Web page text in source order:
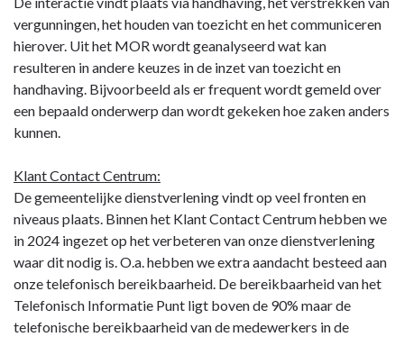
vergunningen, het houden van toezicht en het communiceren
hierover. Uit het MOR wordt geanalyseerd wat kan
resulteren in andere keuzes in de inzet van toezicht en
handhaving. Bijvoorbeeld als er frequent wordt gemeld over
een bepaald onderwerp dan wordt gekeken hoe zaken anders
kunnen.
Klant Contact Centrum:
De gemeentelijke dienstverlening vindt op veel fronten en
niveaus plaats. Binnen het Klant Contact Centrum hebben we
in 2024 ingezet op het verbeteren van onze dienstverlening
waar dit nodig is. O.a. hebben we extra aandacht besteed aan
onze telefonisch bereikbaarheid. De bereikbaarheid van het
Telefonisch Informatie Punt ligt boven de 90% maar de
telefonische bereikbaarheid van de medewerkers in de